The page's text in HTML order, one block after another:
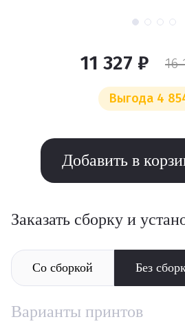
11 327 ₽ 16
Выгода 4
Добавить в
Заказать сборку и
Со сборкой Без
Варианты принтов